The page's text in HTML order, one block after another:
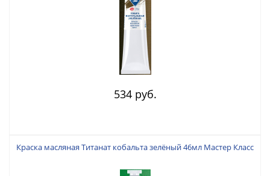
534 руб.
Краска масляная Титанат кобальта зелёный 46мл Мастер Класс